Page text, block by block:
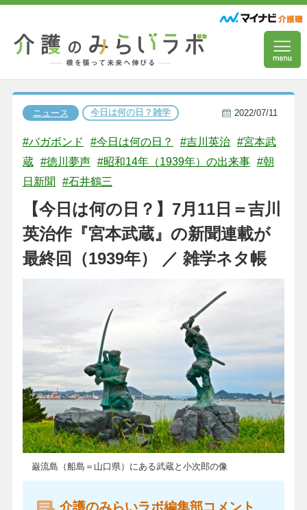
ニュース 今日は何の日？雑学 2022/07/11
#バガボンド #今日は何の日？ #吉川英治 #宮本武
蔵 #徳川夢声 #昭和14年（1939年）の出来事 #朝
日新聞
#石井鶴三
【今日は何の日？】7月11日＝吉川
英治作『宮本武蔵』の新聞連載が
最終回（1939年） ／ 雑学ネタ帳
巌流島（船島＝山口県）にある武蔵と小次郎の像
介護のみらいラボ編集部コメント